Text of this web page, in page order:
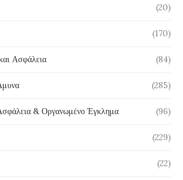
(20)
(170)
Ασφάλεια (84)
(285)
& Οργανωμένο Έγκλημα (96)
(229)
(22)